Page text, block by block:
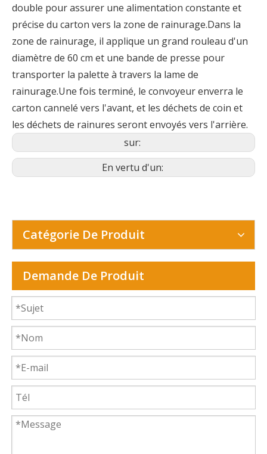
double pour assurer une alimentation constante et
précise du carton vers la zone de rainurage.Dans la
zone de rainurage, il applique un grand rouleau d'un
diamètre de 60 cm et une bande de presse pour
transporter la palette à travers la lame de
rainurage.Une fois terminé, le convoyeur enverra le
carton cannelé vers l'avant, et les déchets de coin et
les déchets de rainures seront envoyés vers l'arrière.
sur:
En vertu d'un:
Catégorie De Produit
Demande De Produit